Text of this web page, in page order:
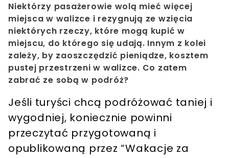
Niektórzy pasażerowie wolą mieć więcej
miejsca w walizce i rezygnują ze wzięcia
niektórych rzeczy, które mogą kupić w
miejscu, do którego się udają. Innym z kolei
zależy, by zaoszczędzić pieniądze, kosztem
pustej przestrzeni w walizce. Co zatem
zabrać ze sobą w podróż?
Jeśli turyści chcą podróżować taniej i
wygodniej, koniecznie powinni
przeczytać przygotowaną i
opublikowaną przez “Wakacje za